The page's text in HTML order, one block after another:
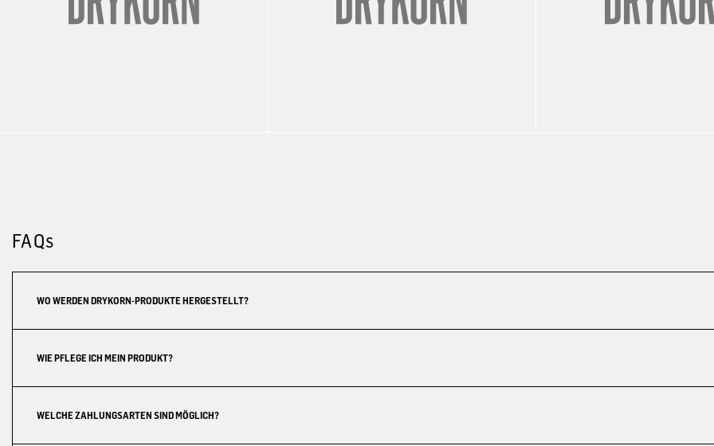
FAQs
WO WERDEN DRYKORN-PRODUKTE HERGESTELLT?
WIE PFLEGE ICH MEIN PRODUKT?
WELCHE ZAHLUNGSARTEN SIND MÖGLICH?